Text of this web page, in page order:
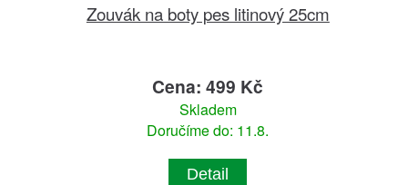
Zouvák na boty pes litinový 25cm
Cena: 499 Kč
Skladem
Doručíme do: 11.8.
Detail